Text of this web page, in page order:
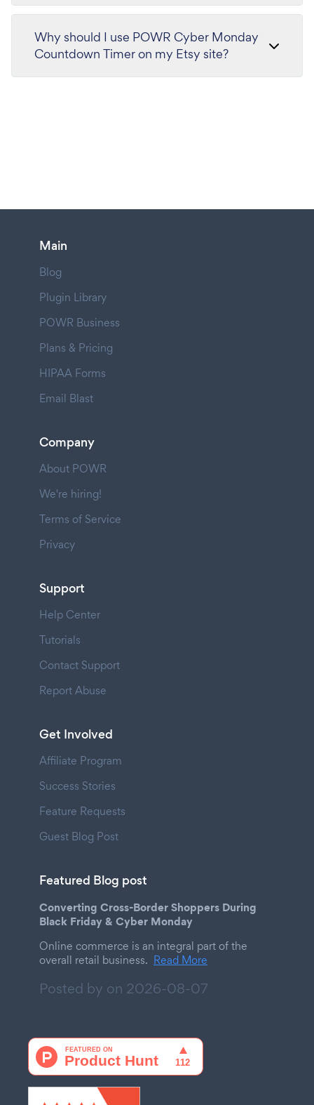
Why should I use POWR Cyber Monday
Countdown Timer on my Etsy site?
Main
Blog
Plugin Library
POWR Business
Plans & Pricing
HIPAA Forms
Email Blast
Company
About POWR
We're hiring!
Terms of Service
Privacy
Support
Help Center
Tutorials
Contact Support
Report Abuse
Get Involved
Affiliate Program
Success Stories
Feature Requests
Guest Blog Post
Featured Blog post
Converting Cross-Border Shoppers During
Black Friday & Cyber Monday
Online commerce is an integral part of the
overall retail business. Read More
Posted by on 2026-08-07